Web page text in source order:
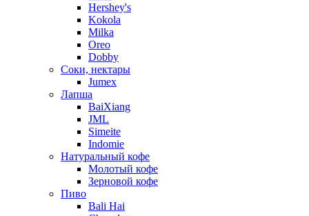
Hershey's
Kokola
Milka
Oreo
Dobby
Соки, нектары
Jumex
Лапша
BaiXiang
JML
Simeite
Indomie
Натуральный кофе
Молотый кофе
Зерновой кофе
Пиво
Bali Hai